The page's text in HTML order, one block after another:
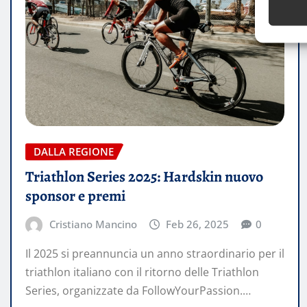
DALLA REGIONE
Triathlon Series 2025: Hardskin nuovo
sponsor e premi
Cristiano Mancino Feb 26, 2025 0
Il 2025 si preannuncia un anno straordinario per il
triathlon italiano con il ritorno delle Triathlon
Series, organizzate da FollowYourPassion.…